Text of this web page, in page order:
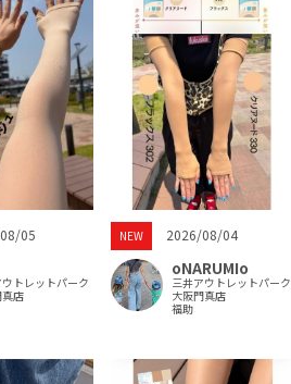
05
トレットパーク
店
NEW 2026/08/04
oNARUMIo
三井アウトレットパーク
大阪門真店
福助